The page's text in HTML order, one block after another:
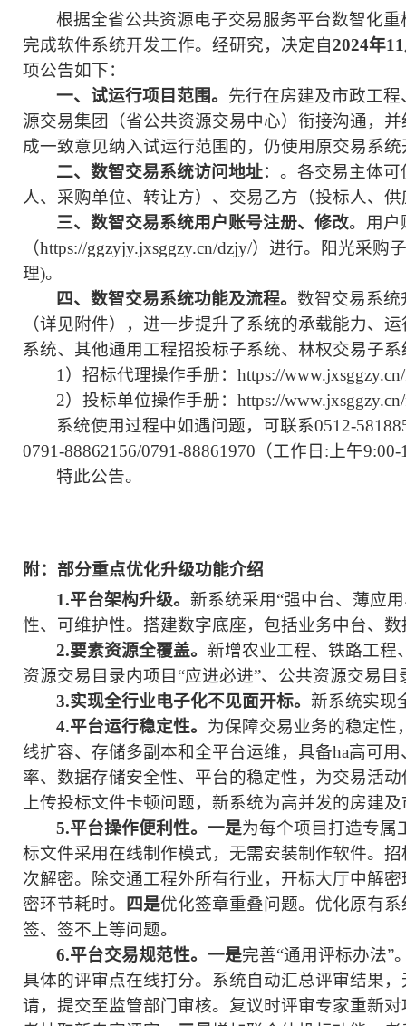
根据全省公共资源电子交易服务平台数智化
完成软件系统开发工作。 经研究，决定自2024年
项公告如下：
一、试运行项目范围。 先行在房建及市政工
源交易集团（省公共资源交易中心） 衔接沟通，
成一致意见纳入试运行范围的，仍使用原交易系
二、数智交易系统访问地址：。各交易主体可
人、采购单位、转让方）、交易乙方（投标人、
三、数智交易系统用户账号注册、修改。用户
（https://ggzyjy.jxsggzy.cn/dzjy/）进行。阳光采
理)。
四、数智交易系统功能及流程。 数智交易系
（详见附件），进一步提升了系统的承载能力、
系统、其他通用工程招投标子系统、林权交易子
1）招标代理操作手册：https://
2）投标单位操作手册：https://
系统使用过程中如遇问题，可联系0512-
0791-88862156/0791-88861970（工作日 : 上午9:00-
特此公告。
附：部分重点优化升级功能介绍
1.平台架构升级。新系统采用“强中台、薄应
性、可维护性。搭建数字底座，包括业务中台、
2.要素资源全覆盖。新增农业工程、铁路工程
资源交易目录内项目“应进必进”、公共资源交易目
3.实现全行业电子化不见面开标。新系统实现
4.平台运行稳定性。 为保障交易业务的稳定性
线扩容、存储多副本和全平台运维，具备ha高可
率、数据存储安全性、平台的稳定性，为交易活
上传投标文件卡顿问题，新系统为高并发的房建
5.平台操作便利性。一是为每个项目打造专属
标文件采用在线制作模式，无需安装制作软件。
次解密。除交通工程外所有行业，开标大厅中解
密环节耗时。
四是优化签章重叠问题。优化原有
签、签不上等问题。
6.平台交易规范性。一是完善“通用评标办法”
具体的评审点在线打分。系统自动汇总评审结果
请，提交至监管部门审核。复议时评审专家重新